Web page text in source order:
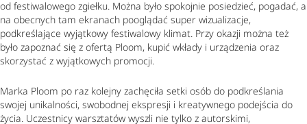
od festiwalowego zgiełku. Można było spokojnie posiedzieć, pogadać, a
na obecnych tam ekranach pooglądać super wizualizacje,
podkreślające wyjątkowy festiwalowy klimat. Przy okazji można też
było zapoznać się z ofertą Ploom, kupić wkłady i urządzenia oraz
skorzystać z wyjątkowych promocji.
Marka Ploom po raz kolejny zachęciła setki osób do podkreślania
swojej unikalności, swobodnej ekspresji i kreatywnego podejścia do
życia. Uczestnicy warsztatów wyszli nie tylko z autorskimi,